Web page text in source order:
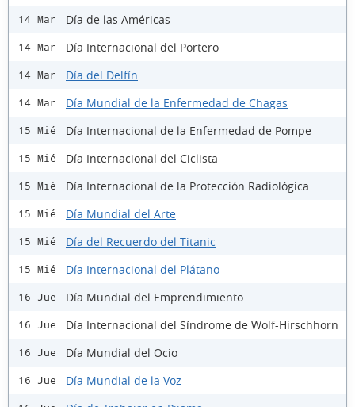
14 Mar Día de las Américas
14 Mar Día Internacional del Portero
14 Mar Día del Delfín
14 Mar Día Mundial de la Enfermedad de Chagas
15 Mié Día Internacional de la Enfermedad de Pompe
15 Mié Día Internacional del Ciclista
15 Mié Día Internacional de la Protección Radiológica
15 Mié Día Mundial del Arte
15 Mié Día del Recuerdo del Titanic
15 Mié Día Internacional del Plátano
16 Jue Día Mundial del Emprendimiento
16 Jue Día Internacional del Síndrome de Wolf-Hirschhorn
16 Jue Día Mundial del Ocio
16 Jue Día Mundial de la Voz